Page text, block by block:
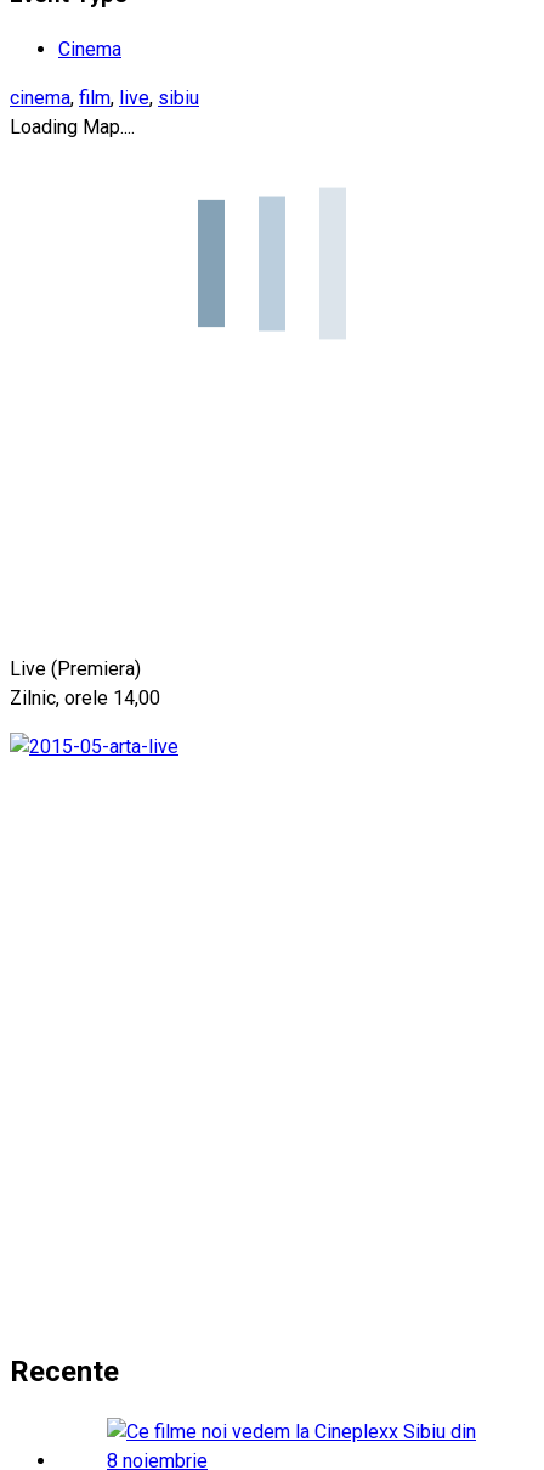
Cinema
cinema, film, live, sibiu
Loading Map....
Live (Premiera)
Zilnic, orele 14,00
Recente